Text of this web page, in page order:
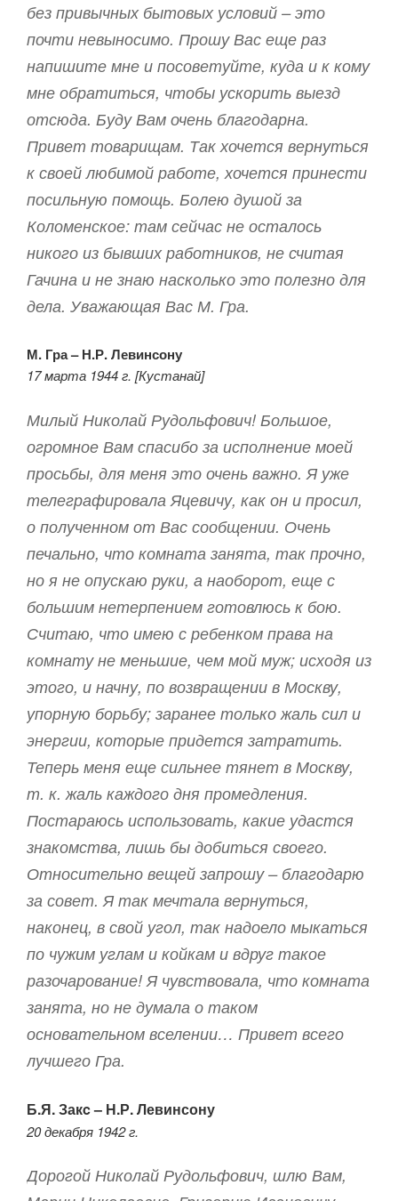
без привычных бытовых условий – это
почти невыносимо. Прошу Вас еще раз
напишите мне и посоветуйте, куда и к кому
мне обратиться, чтобы ускорить выезд
отсюда. Буду Вам очень благодарна.
Привет товарищам. Так хочется вернуться
к своей любимой работе, хочется принести
посильную помощь. Болею душой за
Коломенское: там сейчас не осталось
никого из бывших работников, не считая
Гачина и не знаю насколько это полезно для
дела. Уважающая Вас М. Гра.
М. Гра– Н.Р. Левинсону
17 марта 1944 г. [Кустанай]
Милый Николай Рудольфович! Большое,
огромное Вам спасибо за исполнение моей
просьбы, для меня это очень важно. Я уже
телеграфировала Яцевичу, как он и просил,
о полученном от Вас сообщении. Очень
печально, что комната занята, так прочно,
но я не опускаю руки, а наоборот, еще с
большим нетерпением готовлюсь к бою.
Считаю, что имею с ребенком права на
комнату не меньшие, чем мой муж; исходя из
этого, и начну, по возвращении в Москву,
упорную борьбу; заранее только жаль сил и
энергии, которые придется затратить.
Теперь меня еще сильнее тянет в Москву,
т. к. жаль каждого дня промедления.
Постараюсь использовать, какие удастся
знакомства, лишь бы добиться своего.
Относительно вещей запрошу – благодарю
за совет. Я так мечтала вернуться,
наконец, в свой угол, так надоело мыкаться
по чужим углам и койкам и вдруг такое
разочарование! Я чувствовала, что комната
занята, но не думала о таком
основательном вселении… Привет всего
лучшего Гра.
Б.Я. Закc– Н.Р. Левинсону
20 декабря 1942 г.
Дорогой Николай Рудольфович, шлю Вам,